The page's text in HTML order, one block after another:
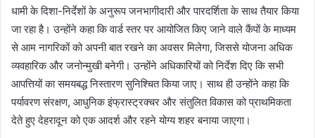
धामी के दिशा-निर्देशों के अनुरूप जनभागीदारी और पारदर्शिता के साथ तैयार किया
जा रहा है। उन्होंने कहा कि वार्ड स्तर पर आयोजित किए जाने वाले कैंपों के माध्यम
से आम नागरिकों को अपनी बात रखने का अवसर मिलेगा, जिससे योजना अधिक
व्यवहारिक और जनोन्मुखी बनेगी। उन्होंने अधिकारियों को निर्देश दिए कि सभी
आपत्तियों का समयबद्ध निस्तारण सुनिश्चित किया जाए। साथ ही उन्होंने कहा कि
पर्यावरण संरक्षण, आधुनिक इंफ्रास्ट्रक्चर और संतुलित विकास को प्राथमिकता
देते हुए देहरादून को एक आदर्श और रहने योग्य शहर बनाया जाएगा।